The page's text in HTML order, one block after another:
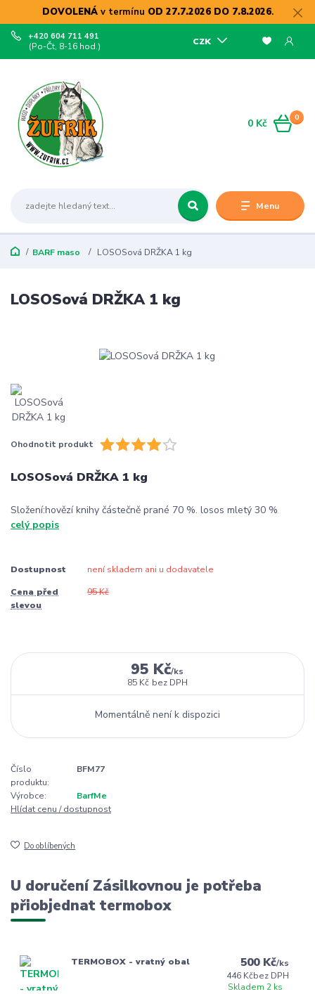
DOVOLENÁv termínu OD 27.7.2026 DO 7.8.2026.
Menu
CZK
+420 604 711 491
(Po-Čt, 8-16 hod.)
0
0 Kč
BARF maso LOSOSová DRŽKA 1 kg
LOSOSová DRŽKA 1 kg
Ohodnotit produkt
LOSOSová DRŽKA 1 kg
Složení:hovězí knihy částečně prané 70 %. losos mletý 30 %
celý popis
Dostupnost není skladem ani u dodavatele
Cena před
slevou
95 Kč
95 Kč/ks
85 Kč bez DPH
Momentálně není k dispozici
Číslo
produktu:
BFM77
Výrobce:
BarfMe
Hlídat cenu / dostupnost
Do oblíbených
U doručení Zásilkovnou je potřeba
přiobjednat termobox
TERMOBOX - vratný obal 500 Kč/ks
446 Kčbez DPH
Skladem 2 ks